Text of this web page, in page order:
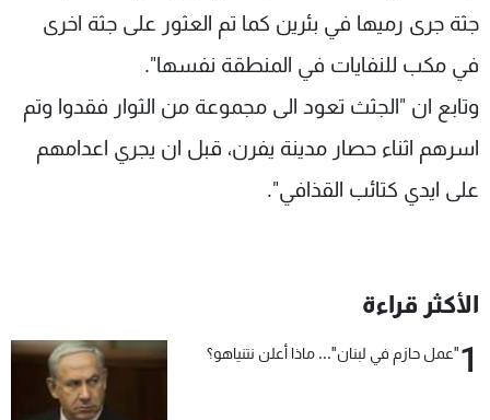
جثة جرى رميها في بئرين كما تم العثور على جثة اخرى
في مكب للنفايات في المنطقة نفسها".
وتابع ان "الجثث تعود الى مجموعة من الثوار فقدوا وتم
اسرهم اثناء حصار مدينة يفرن، قبل ان يجري اعدامهم
على ايدي كتائب القذافي".
الأكثر قراءة
1"عمل حازم في لبنان"... ماذا أعلن نتنياهو؟
شاهد البرامج
عن MTV
الإنـتـاج
لاعلاناتكم
وظائف
تواصل معنا
شروط الإسـتخدام